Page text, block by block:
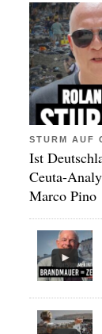
STURM AUF
Ist
Ceuta-
Marco Pino